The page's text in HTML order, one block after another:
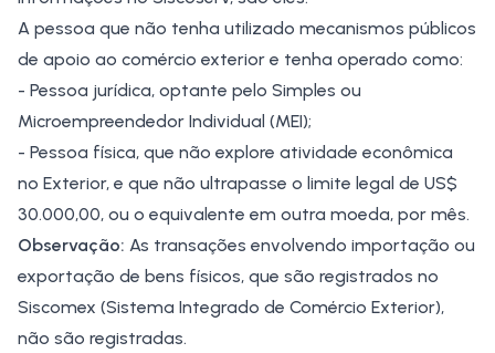
A pessoa que não tenha utilizado mecanismos públicos
de apoio ao comércio exterior e tenha operado como:
- Pessoa jurídica, optante pelo Simples ou
Microempreendedor Individual (MEI);
- Pessoa física, que não explore atividade econômica
no Exterior, e que não ultrapasse o limite legal de US$
30.000,00, ou o equivalente em outra moeda, por mês.
Observação: As transações envolvendo importação ou
exportação de bens físicos, que são registrados no
Siscomex (Sistema Integrado de Comércio Exterior),
não são registradas.